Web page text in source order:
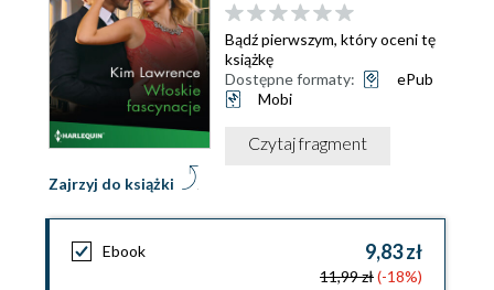
Zajrzyj do książki
Bądź pierwszym, który oceni tę
książkę
Dostępne formaty:
ePub
Mobi
Czytaj fragment
Ebook 9,83 zł
11,99 zł(-18%)